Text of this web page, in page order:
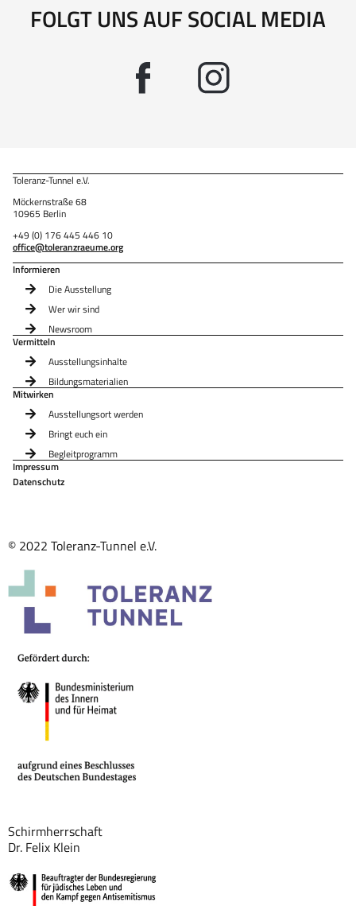
FOLGT UNS AUF SOCIAL MEDIA
Toleranz-Tunnel e.V.
Möckernstraße 68
10965 Berlin
+49 (0) 176 445 446 10
office@toleranzraeume.org
Informieren
Die Ausstellung
Wer wir sind
Newsroom
Vermitteln
Ausstellungsinhalte
Bildungsmaterialien
Mitwirken
Ausstellungsort werden
Bringt euch ein
Begleitprogramm
Impressum
Datenschutz
© 2022 Toleranz-Tunnel e.V.
Schirmherrschaft
Dr. Felix Klein